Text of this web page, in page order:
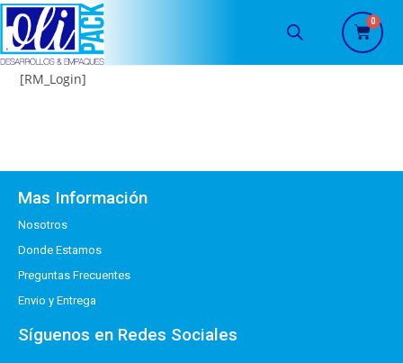
[RM_Login]
Mas Información
Nosotros
Donde Estamos
Preguntas Frecuentes
Envio y Entrega
Síguenos en Redes Sociales